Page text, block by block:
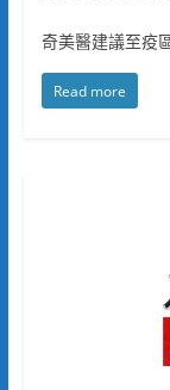
奇美醫建議至疫
Read more